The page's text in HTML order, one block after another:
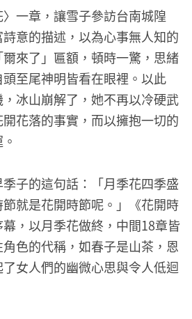
一章，讓雪子參訪台南城隍
意的描述，以為心事無人知的
來了」匾額，頓時一驚，思緒
至尾神明皆看在眼裡。以此
，冰山崩解了，她不再以冷硬武
花落的事實，而以擁抱一切的
子的這句話：「月季花四季盛
就是花開時節呢。」《花開時
，以月季花做終，中間18章皆
色的代稱，如春子是山茶，恩
女人們的幽微心思與令人低迴